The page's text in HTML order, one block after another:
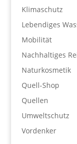
Klimaschutz
Lebendiges
Mobilität
Nachhaltiges
Naturkosmetik
Quell-Shop
Quellen
Umweltschutz
Vordenker